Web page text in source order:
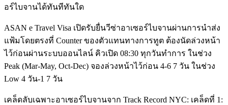
อร์ไบจานได้ทันทีทันใด
ASAN e Travel Visa เปิดรับยื่นวีซ่าอาเซอร์ไบจานผ่านการนำส่ง
แฟ้มโดยตรงที่ Counter ของตัวแทนทางการทูต ต้องนัดล่วงหน้า
ไว้ก่อนผ่านระบบออนไลน์ คิวเปิด 08:30 ทุกวันทำการ ในช่วง
Peak (Mar-May, Oct-Dec) จองล่วงหน้าไว้ก่อน 4-6 7 วัน ในช่วง
Low 4 วัน-1 7 วัน
เคล็ดลับเฉพาะอาเซอร์ไบจานจาก Track Record NYC: เคล็ดที่ 1: